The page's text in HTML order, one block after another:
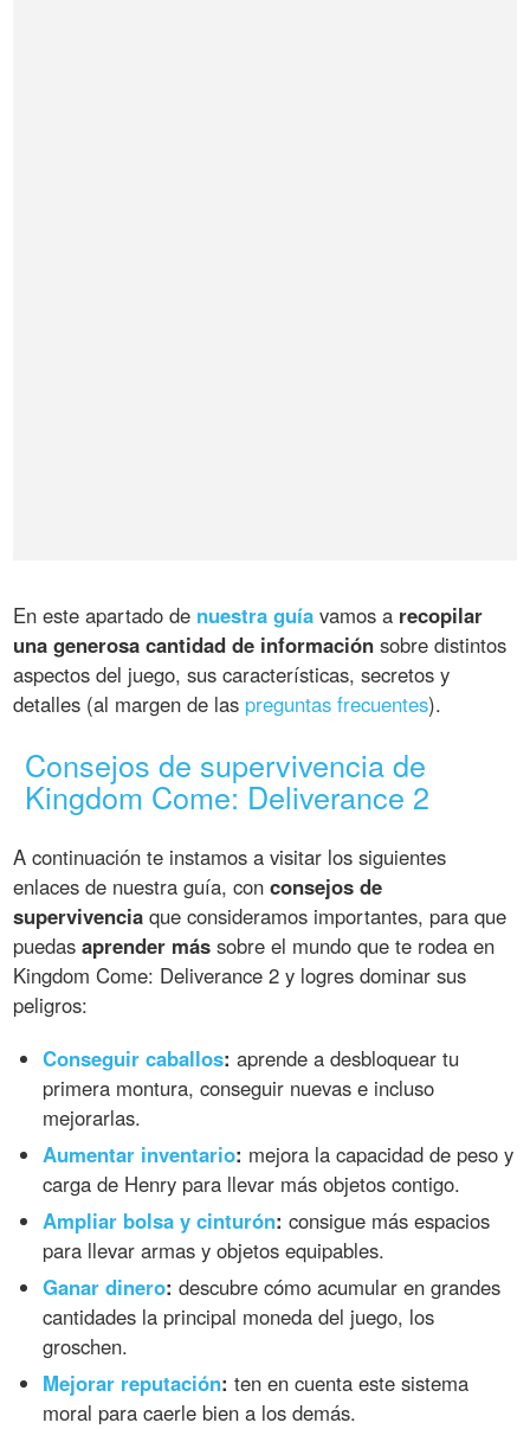
En este apartado de nuestra guía vamos a recopilar
una generosa cantidad de información sobre distintos
aspectos del juego, sus características, secretos y
detalles (al margen de las preguntas frecuentes).
Consejos de supervivencia de
Kingdom Come: Deliverance 2
A continuación te instamos a visitar los siguientes
enlaces de nuestra guía, conconsejos de
supervivencia que consideramos importantes, para que
puedasaprender más sobre el mundo que te rodea en
Kingdom Come: Deliverance 2 y logres dominar sus
peligros:
Conseguir caballos: aprende a desbloquear tu
primera montura, conseguir nuevas e incluso
mejorarlas.
Aumentar inventario: mejora la capacidad de peso y
carga de Henry para llevar más objetos contigo.
Ampliar bolsa y cinturón: consigue más espacios
para llevar armas y objetos equipables.
Ganar dinero: descubre cómo acumular en grandes
cantidades la principal moneda del juego, los
groschen.
Mejorar reputación: ten en cuenta este sistema
moral para caerle bien a los demás.